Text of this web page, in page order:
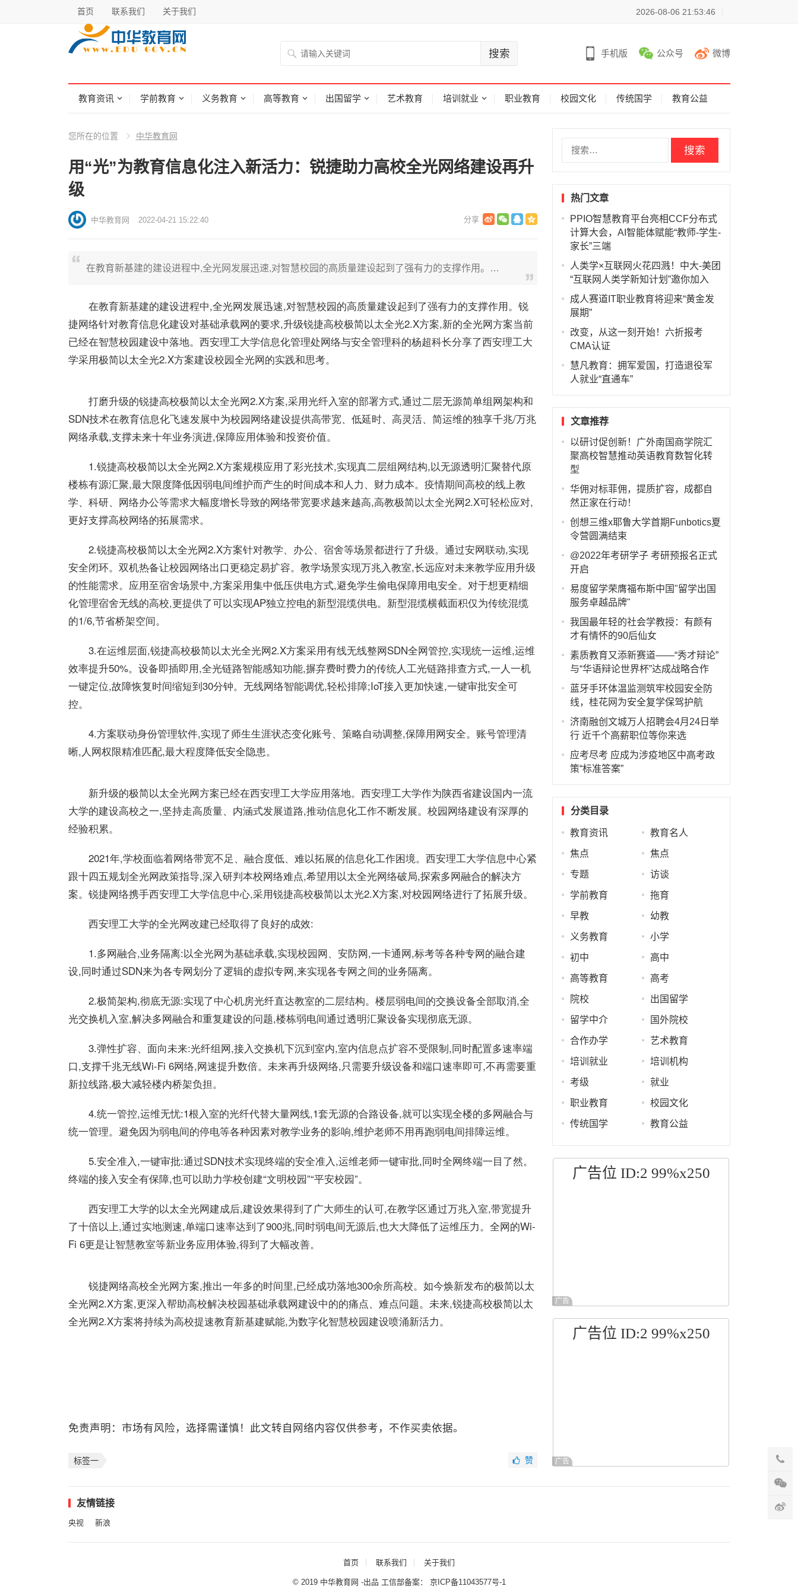
首页 联系我们 关于我们 2026-08-06 21:53:46
手机版 公众号 微博
教育资讯 学前教育 义务教育 高等教育 出国留学 艺术教育 培训就业 职业教育 校园文化 传统国学 教育公益
您所在的位置 中华教育网
用“光”为教育信息化注入新活力：锐捷助力高校全光网络建设再升
级
中华教育网 2022-04-21 15:22:40
在教育新基建的建设进程中,全光网发展迅速,对智慧校园的高质量建设起到了强有力的支撑作用。…
在教育新基建的建设进程中,全光网发展迅速,对智慧校园的高质量建设起到了强有力的支撑作用。锐
捷网络针对教育信息化建设对基础承载网的要求,升级锐捷高校极简以太全光2.X方案,新的全光网方案当前
已经在智慧校园建设中落地。西安理工大学信息化管理处网络与安全管理科的杨超科长分享了西安理工大
学采用极简以太全光2.X方案建设校园全光网的实践和思考。
打磨升级的锐捷高校极简以太全光网2.X方案,采用光纤入室的部署方式,通过二层无源简单组网架构和
SDN技术在教育信息化飞速发展中为校园网络建设提供高带宽、低延时、高灵活、简运维的独享千兆/万兆
网络承载,支撑未来十年业务演进,保障应用体验和投资价值。
1.锐捷高校极简以太全光网2.X方案规模应用了彩光技术,实现真二层组网结构,以无源透明汇聚替代原
楼栋有源汇聚,最大限度降低因弱电间维护而产生的时间成本和人力、财力成本。疫情期间高校的线上教
学、科研、网络办公等需求大幅度增长导致的网络带宽要求越来越高,高教极简以太全光网2.X可轻松应对,
更好支撑高校网络的拓展需求。
2.锐捷高校极简以太全光网2.X方案针对教学、办公、宿舍等场景都进行了升级。通过安网联动,实现
安全闭环。双机热备让校园网络出口更稳定易扩容。教学场景实现万兆入教室,长远应对未来教学应用升级
的性能需求。应用至宿舍场景中,方案采用集中低压供电方式,避免学生偷电保障用电安全。对于想更精细
化管理宿舍无线的高校,更提供了可以实现AP独立控电的新型混缆供电。新型混缆横截面积仅为传统混缆
的1/6,节省桥架空间。
3.在运维层面,锐捷高校极简以太光全光网2.X方案采用有线无线整网SDN全网管控,实现统一运维,运维
效率提升50%。设备即插即用,全光链路智能感知功能,摒弃费时费力的传统人工光链路排查方式,一人一机
一键定位,故障恢复时间缩短到30分钟。无线网络智能调优,轻松排障;IoT接入更加快速,一键审批安全可
控。
4.方案联动身份管理软件,实现了师生生涯状态变化账号、策略自动调整,保障用网安全。账号管理清
晰,人网权限精准匹配,最大程度降低安全隐患。
新升级的极简以太全光网方案已经在西安理工大学应用落地。西安理工大学作为陕西省建设国内一流
大学的建设高校之一,坚持走高质量、内涵式发展道路,推动信息化工作不断发展。校园网络建设有深厚的
经验积累。
2021年,学校面临着网络带宽不足、融合度低、难以拓展的信息化工作困境。西安理工大学信息中心紧
跟十四五规划全光网政策指导,深入研判本校网络难点,希望用以太全光网络破局,探索多网融合的解决方
案。锐捷网络携手西安理工大学信息中心,采用锐捷高校极简以太光2.X方案,对校园网络进行了拓展升级。
西安理工大学的全光网改建已经取得了良好的成效:
1.多网融合,业务隔离:以全光网为基础承载,实现校园网、安防网,一卡通网,标考等各种专网的融合建
设,同时通过SDN来为各专网划分了逻辑的虚拟专网,来实现各专网之间的业务隔离。
2.极简架构,彻底无源:实现了中心机房光纤直达教室的二层结构。楼层弱电间的交换设备全部取消,全
光交换机入室,解决多网融合和重复建设的问题,楼栋弱电间通过透明汇聚设备实现彻底无源。
3.弹性扩容、面向未来:光纤组网,接入交换机下沉到室内,室内信息点扩容不受限制,同时配置多速率端
口,支撑千兆无线Wi-Fi 6网络,网速提升数倍。未来再升级网络,只需要升级设备和端口速率即可,不再需要重
新拉线路,极大减轻楼内桥架负担。
4.统一管控,运维无忧:1根入室的光纤代替大量网线,1套无源的合路设备,就可以实现全楼的多网融合与
统一管理。避免因为弱电间的停电等各种因素对教学业务的影响,维护老师不用再跑弱电间排障运维。
5.安全准入,一键审批:通过SDN技术实现终端的安全准入,运维老师一键审批,同时全网终端一目了然。
终端的接入安全有保障,也可以助力学校创建“文明校园”“平安校园”。
西安理工大学的以太全光网建成后,建设效果得到了广大师生的认可,在教学区通过万兆入室,带宽提升
了十倍以上,通过实地测速,单端口速率达到了900兆,同时弱电间无源后,也大大降低了运维压力。全网的Wi-
Fi 6更是让智慧教室等新业务应用体验,得到了大幅改善。
锐捷网络高校全光网方案,推出一年多的时间里,已经成功落地300余所高校。如今焕新发布的极简以太
全光网2.X方案,更深入帮助高校解决校园基础承载网建设中的的痛点、难点问题。未来,锐捷高校极简以太
全光网2.X方案将持续为高校提速教育新基建赋能,为数字化智慧校园建设喷涌新活力。
免责声明：市场有风险，选择需谨慎！此文转自网络内容仅供参考，不作买卖依据。
标签一 赞
热门文章
PPIO智慧教育平台亮相CCF分布式
计算大会，AI智能体赋能“教师-学生-
家长”三端
人类学×互联网火花四溅！中大-美团
“互联网人类学新知计划”邀你加入
成人赛道IT职业教育将迎来“黄金发
展期”
改变，从这一刻开始！六折报考
CMA认证
慧凡教育：拥军爱国，打造退役军
人就业“直通车”
文章推荐
以研讨促创新！广外南国商学院汇
聚高校智慧推动英语教育数智化转
型
华佣对标菲佣，提质扩容，成都自
然正家在行动！
创想三维x耶鲁大学首期Funbotics夏
令营圆满结束
@2022年考研学子 考研预报名正式
开启
易度留学荣膺福布斯中国"留学出国
服务卓越品牌"
我国最年轻的社会学教授：有颜有
才有情怀的90后仙女
素质教育又添新赛道——“秀才辩论”
与“华语辩论世界杯”达成战略合作
蓝牙手环体温监测筑牢校园安全防
线，桂花网为安全复学保驾护航
济南融创文城万人招聘会4月24日举
行 近千个高薪职位等你来选
应考尽考 应成为涉疫地区中高考政
策“标准答案”
分类目录
教育资讯 教育名人
焦点 焦点
专题 访谈
学前教育 拖育
早教 幼教
义务教育 小学
初中 高中
高等教育 高考
院校 出国留学
留学中介 国外院校
合作办学 艺术教育
培训就业 培训机构
考级 就业
职业教育 校园文化
传统国学 教育公益
广告位 ID:2 99%x250
广告
广告位 ID:2 99%x250
广告
友情链接
央视 新浪
首页 联系我们 关于我们
© 2019 中华教育网 -出品 工信部备案： 京ICP备11043577号-1